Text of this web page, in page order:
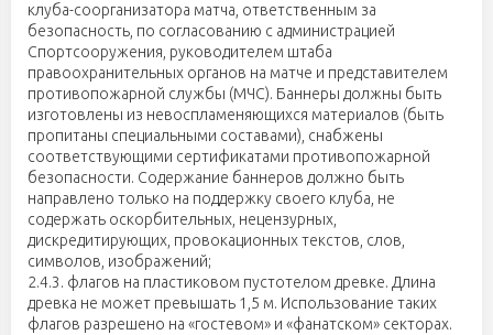
клуба-соорганизатора матча, ответственным за
безопасность, по согласованию с администрацией
Спортсооружения, руководителем штаба
правоохранительных органов на матче и представителем
противопожарной службы (МЧС). Баннеры должны быть
изготовлены из невоспламеняющихся материалов (быть
пропитаны специальными составами), снабжены
соответствующими сертификатами противопожарной
безопасности. Содержание баннеров должно быть
направлено только на поддержку своего клуба, не
содержать оскорбительных, нецензурных,
дискредитирующих, провокационных текстов, слов,
символов, изображений;
2.4.3. флагов на пластиковом пустотелом древке. Длина
древка не может превышать 1,5 м. Использование таких
флагов разрешено на «гостевом» и «фанатском» секторах.